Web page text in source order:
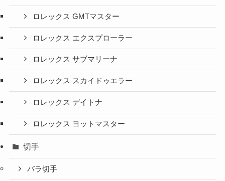
ロレックス GMTマスター
ロレックス エクスプローラー
ロレックス サブマリーナ
ロレックス スカイドゥエラー
ロレックス デイトナ
ロレックス ヨットマスター
切手
バラ切手